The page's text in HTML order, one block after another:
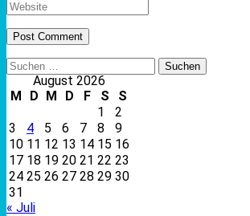
Suchen
nach:August 2026
M
D M D F S
S
1
2
3
4 5 6 7 8
9
10 11 12 13 14 15 16
17 18 19 20 21 22 23
24 25 26 27 28 29 30
31
« Juli